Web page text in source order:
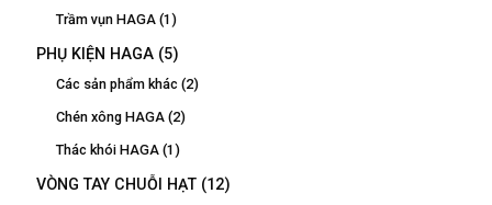
Trầm vụn HAGA (1)
PHỤ KIỆN HAGA (5)
Các sản phẩm khác (2)
Chén xông HAGA (2)
Thác khói HAGA (1)
VÒNG TAY CHUỖI HẠT (12)